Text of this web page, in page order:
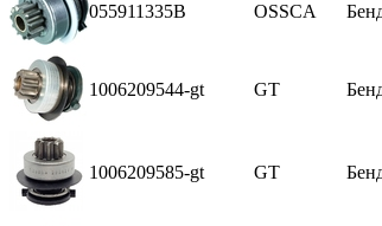
055911335B OSSCA
1006209544-gt GT
1006209585-gt GT